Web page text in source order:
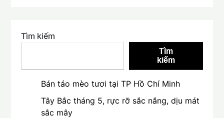
Tìm kiếm
Tìm
kiếm
Bán táo mèo tươi tại TP Hồ Chí Minh
Tây Bắc tháng 5, rực rỡ sắc nắng, dịu mát
sắc mây